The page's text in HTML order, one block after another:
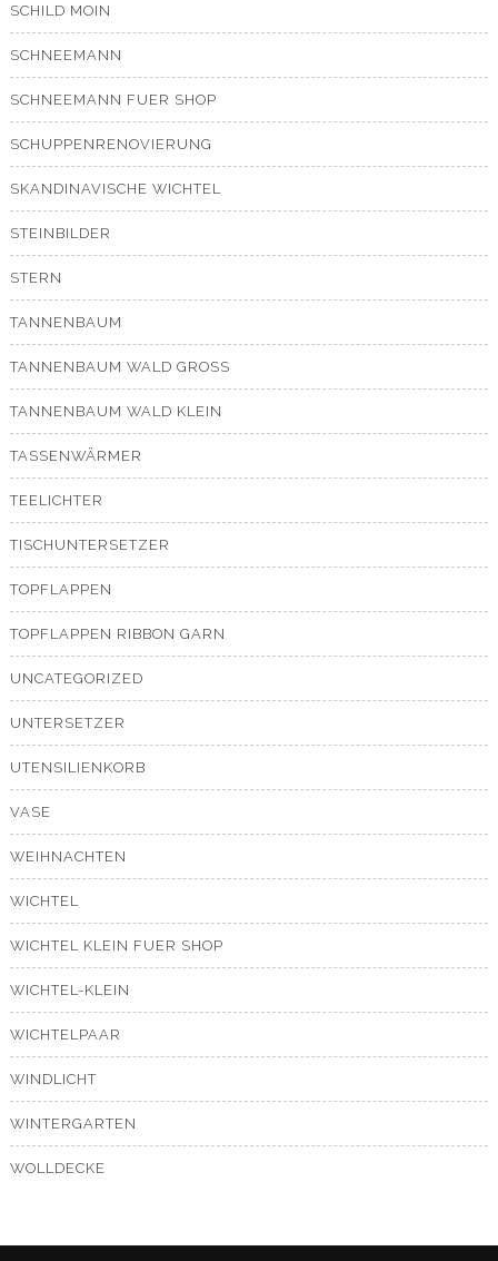
SCHILD MOIN
SCHNEEMANN
SCHNEEMANN FUER SHOP
SCHUPPENRENOVIERUNG
SKANDINAVISCHE WICHTEL
STEINBILDER
STERN
TANNENBAUM
TANNENBAUM WALD GROSS
TANNENBAUM WALD KLEIN
TASSENWÄRMER
TEELICHTER
TISCHUNTERSETZER
TOPFLAPPEN
TOPFLAPPEN RIBBON GARN
UNCATEGORIZED
UNTERSETZER
UTENSILIENKORB
VASE
WEIHNACHTEN
WICHTEL
WICHTEL KLEIN FUER SHOP
WICHTEL-KLEIN
WICHTELPAAR
WINDLICHT
WINTERGARTEN
WOLLDECKE